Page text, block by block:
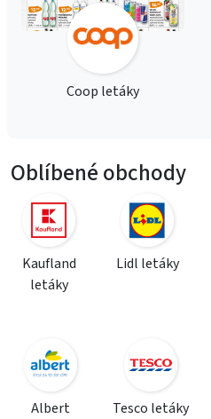
Coop letáky
Oblíbené obchody
Kaufland
letáky
Lidl letáky
Albert
Tesco letáky